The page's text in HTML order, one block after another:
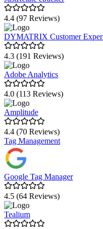
und Berichte zu erstellen.
Real-time Monitoring:
überwachen und
Tag Management: Ein
Tags, um den
optimieren.
4.4 (97 Reviews)
DYMATRIX Customer
4.3 (191 Reviews)
Adobe Analytics
4.0 (113 Reviews)
Amplitude
4.4 (70 Reviews)
Tag Management
Google Tag Manager
4.5 (64 Reviews)
Tealium